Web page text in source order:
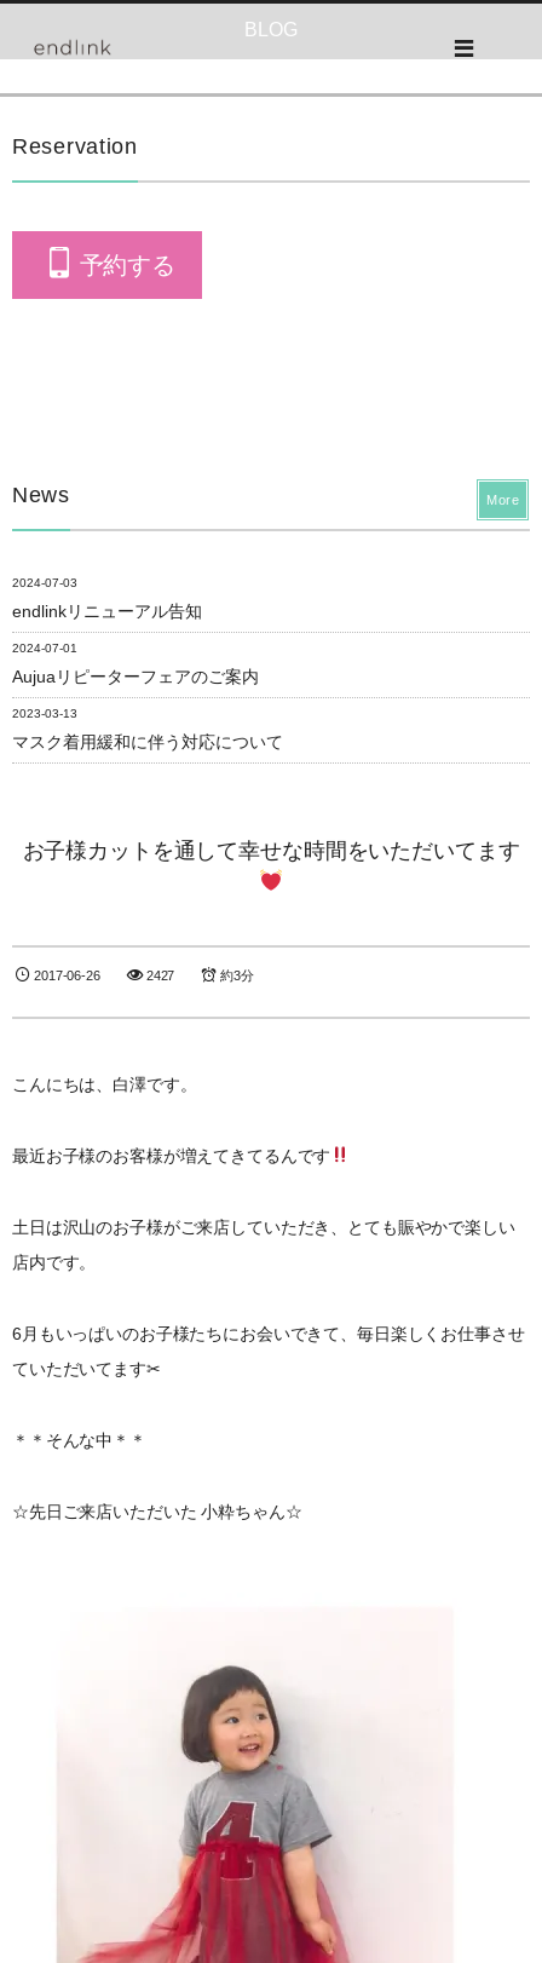
BLOG
Reservation
予約する
News
2024-07-03
endlinkリニューアル告知
2024-07-01
Aujuaリピーターフェアのご案内
2023-03-13
マスク着用緩和に伴う対応について
More
お子様カットを通して幸せな時間をいただいてます
2017-06-26 2427 約3分
こんにちは、白澤です。
最近お子様のお客様が増えてきてるんです
土日は沢山のお子様がご来店していただき、とても賑やかで楽しい
店内です。
6月もいっぱいのお子様たちにお会いできて、毎日楽しくお仕事させ
ていただいてます✂︎
＊＊そんな中＊＊
☆先日ご来店いただいた 小粋ちゃん☆